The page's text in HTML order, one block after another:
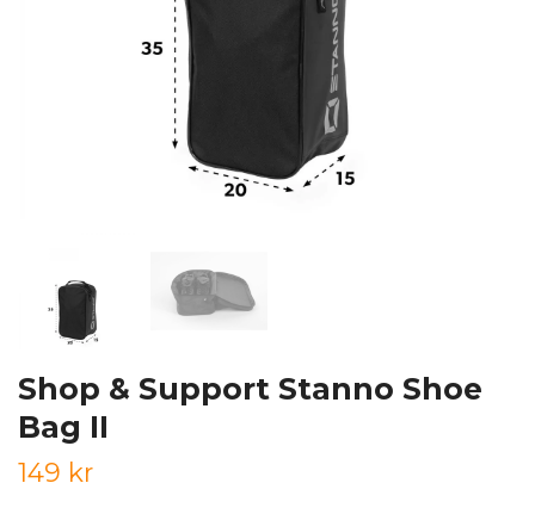
Shop & Support Stanno Shoe
Bag II
149 kr